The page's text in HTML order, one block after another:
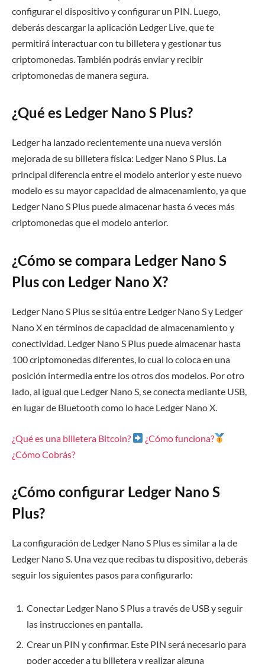
configurar el dispositivo y configurar un PIN. Luego,
deberás descargar la aplicación Ledger Live, que te
permitirá interactuar con tu billetera y gestionar tus
criptomonedas. También podrás enviar y recibir
criptomonedas de manera segura.
¿Qué es Ledger Nano S Plus?
Ledger ha lanzado recientemente una nueva versión
mejorada de su billetera física: Ledger Nano S Plus. La
principal diferencia entre el modelo anterior y este nuevo
modelo es su mayor capacidad de almacenamiento, ya que
Ledger Nano S Plus puede almacenar hasta 6 veces más
criptomonedas que el modelo anterior.
¿Cómo se compara Ledger Nano S
Plus con Ledger Nano X?
Ledger Nano S Plus se sitúa entre Ledger Nano S y Ledger
Nano X en términos de capacidad de almacenamiento y
conectividad. Ledger Nano S Plus puede almacenar hasta
100 criptomonedas diferentes, lo cual lo coloca en una
posición intermedia entre los otros dos modelos. Por otro
lado, al igual que Ledger Nano S, se conecta mediante USB,
en lugar de Bluetooth como lo hace Ledger Nano X.
¿Qué es una billetera Bitcoin?
¿Cómo funciona?
¿Cómo Cobrás?
¿Cómo configurar Ledger Nano S
Plus?
La configuración de Ledger Nano S Plus es similar a la de
Ledger Nano S. Una vez que recibas tu dispositivo, deberás
seguir los siguientes pasos para configurarlo:
Conectar Ledger Nano S Plus a través de USB y seguir
las instrucciones en pantalla.
Crear un PIN y confirmar. Este PIN será necesario para
poder acceder a tu billetera y realizar alguna